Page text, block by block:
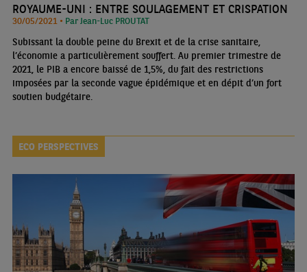
ROYAUME-UNI : ENTRE SOULAGEMENT ET CRISPATION
30/05/2021 • Par Jean-Luc PROUTAT
Subissant la double peine du Brexit et de la crise sanitaire,
l’économie a particulièrement souffert. Au premier trimestre de
2021, le PIB a encore baissé de 1,5%, du fait des restrictions
imposées par la seconde vague épidémique et en dépit d’un fort
soutien budgétaire.
ECO PERSPECTIVES